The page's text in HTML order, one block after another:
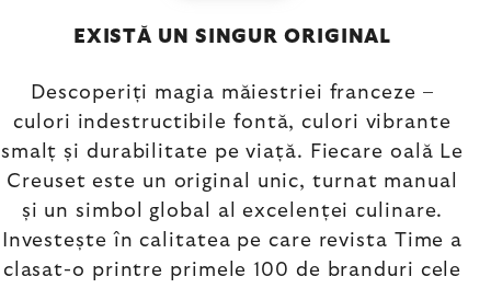
EXISTĂ UN SINGUR ORIGINAL
Descoperiți magia măiestriei franceze –
culori indestructibile fontă, culori vibrante
smalț și durabilitate pe viață. Fiecare oală Le
Creuset este un original unic, turnat manual
și un simbol global al excelenței culinare.
Investește în calitatea pe care revista Time a
clasat-o printre primele 100 de branduri cele